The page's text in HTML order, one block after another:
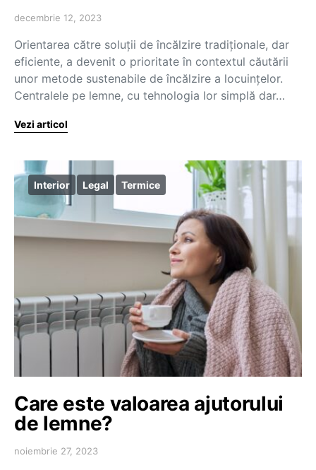
decembrie 12, 2023
Orientarea către soluții de încălzire tradiționale, dar
eficiente, a devenit o prioritate în contextul căutării
unor metode sustenabile de încălzire a locuințelor.
Centralele pe lemne, cu tehnologia lor simplă dar…
Vezi articol
Interior Legal Termice
Care este valoarea ajutorului
de lemne?
noiembrie 27, 2023